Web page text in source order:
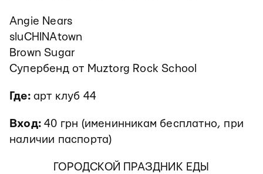
Angie Nears
sluCHINAtown
Brown Sugar
Супербенд от Muztorg Rock School
Где:арт клуб 44
Вход: 40 грн (именинникам бесплатно, при
наличии паспорта)
ГОРОДСКОЙ ПРАЗДНИК ЕДЫ